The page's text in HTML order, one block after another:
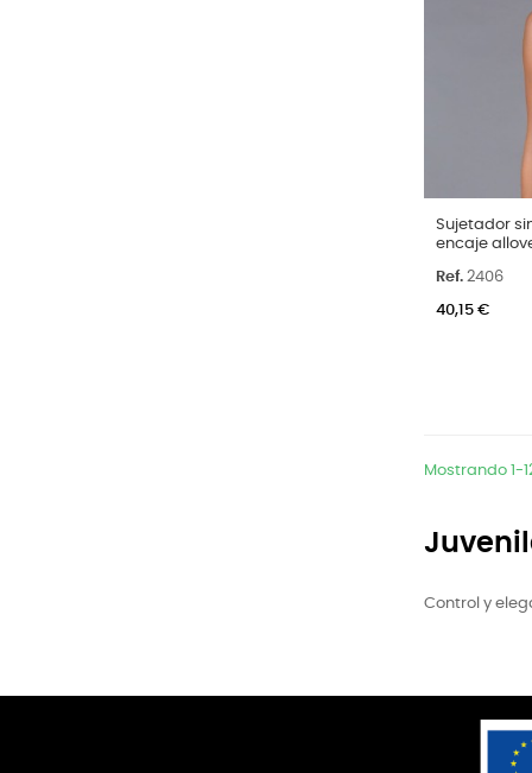
Talla
90C
95C
Color
Arena
Sujetador
encaje
Ref. 2406
40,15 €
Mostrando 1-
Control y